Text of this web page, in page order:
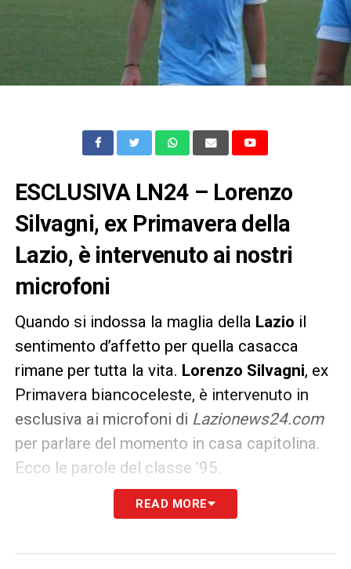
ESCLUSIVA LN24 – Lorenzo
Silvagni, ex Primavera della
Lazio, è intervenuto ai nostri
microfoni
Quando si indossa la maglia della Lazio il
sentimento d’affetto per quella casacca
rimane per tutta la vita. Lorenzo Silvagni, ex
Primavera biancoceleste, è intervenuto in
esclusiva ai microfoni di Lazionews24.com
per parlare del momento in casa capitolina.
Ecco le parole del classe ’95.
La Lazio viene da due grandi vittorie, prima contro la
READ MORE